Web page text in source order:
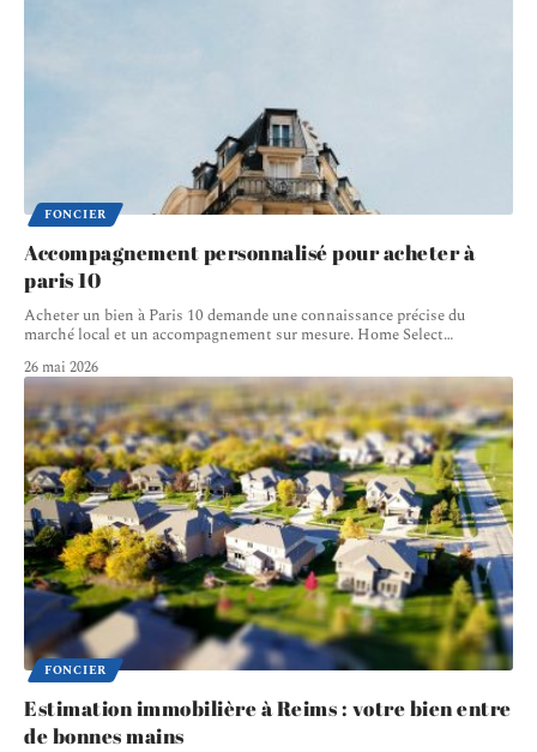
FONCIER
Accompagnement personnalisé pour acheter à
paris 10
Acheter un bien à Paris 10 demande une connaissance précise du
marché local et un accompagnement sur mesure. Home Select…
26 mai 2026
FONCIER
Estimation immobilière à Reims : votre bien entre
de bonnes mains